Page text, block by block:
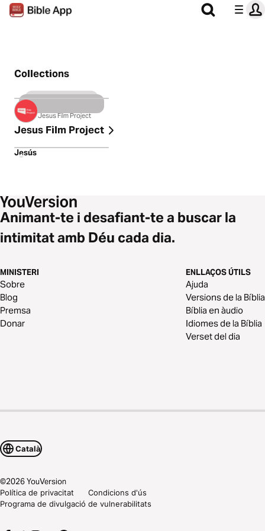
Collections
1 Video
Jesus Film Project
Jesus Film Project
Jesús
Animant-te i desafiant-te a buscar la
intimitat amb Déu cada dia.
MINISTERI
Sobre
Blog
Premsa
Donar
ENLLAÇOS ÚTILS
Ajuda
Versions de la Bíblia
Bíblia en àudio
Idiomes de la Bíblia
Verset del dia
Català
©2026YouVersion
Política de privacitat
Condicions d'ús
Programa de divulgació de vulnerabilitats